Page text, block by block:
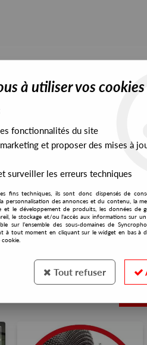
PRESALES
à utiliser vos cookies
fonctionnalités du site
et proposer des mises à
surveiller les erreurs techniques
fins techniques, ils sont donc dispensés de
personnalisation des annonces et du contenu, la
et le développement de produits, les données de
le stockage et/ou l'accès aux informations sur
sur l’ensemble des sous-domaines de
à tout moment en cliquant sur le widget en bas à
Tout refuser